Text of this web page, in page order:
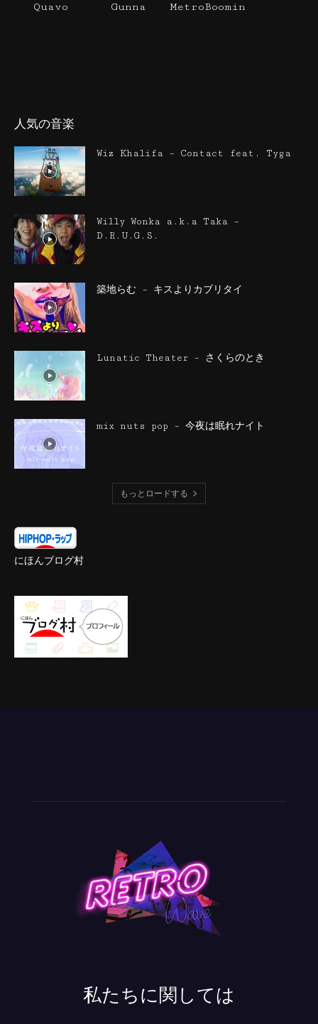
Quavo Gunna MetroBoomin
人気の音楽
Wiz Khalifa – Contact feat. Tyga
Willy Wonka a.k.a Taka –
D.R.U.G.S.
築地らむ – キスよりカブリタイ
Lunatic Theater – さくらのとき
mix nuts pop – 今夜は眠れナイト
もっとロードする
にほんブログ村
私たちに関しては